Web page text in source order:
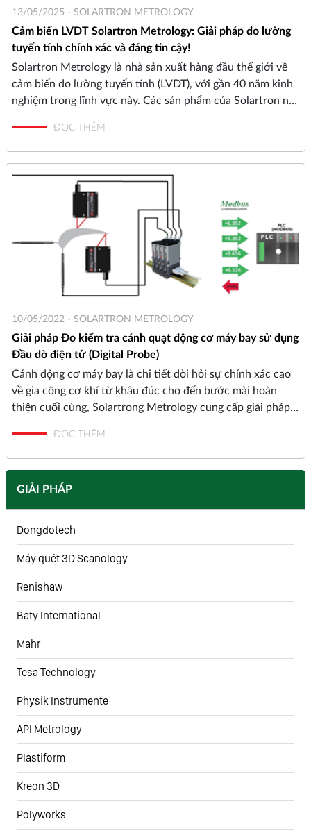
GIẢI PHÁP
Dongdotech
Máy quét 3D Scanology
Renishaw
Baty International
Mahr
Tesa Technology
Physik Instrumente
API Metrology
Plastiform
Kreon 3D
Polyworks
13/05/2025 - SOLARTRON METROLOGY
Cảm biến LVDT Solartron Metrology: Giải pháp đo lường
tuyến tính chính xác và đáng tin cậy!
Solartron Metrology là nhà sản xuất hàng đầu thế giới về
cảm biến đo lường tuyến tính (LVDT), với gần 40 năm kinh
nghiệm trong lĩnh vực này. Các sản phẩm của Solartron nổi
ổn định trong môi trường công nghiệp khắc nghiệt.
ĐỌC THÊM
10/05/2022 - SOLARTRON METROLOGY
Giải pháp Đo kiểm tra cánh quạt động cơ máy bay sử dụng
Đầu dò điện tử (Digital Probe)
Cánh động cơ máy bay là chi tiết đòi hỏi sự chính xác cao
về gia công cơ khí từ khâu đúc cho đến bước mài hoàn
thiện cuối cùng, Solartrong Metrology cung cấp giải pháp
chi tiết máy bay.
ĐỌC THÊM